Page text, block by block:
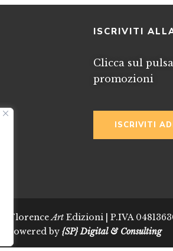
ISCRIVITI
Clicca sul
promozioni
ISCRIVITI
Florence Art Edizioni | P.IVA
Powered by {SP} Digital & Consulting